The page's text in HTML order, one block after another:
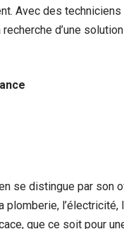
Avec des
d’une
se distingue par
que ce soit pour